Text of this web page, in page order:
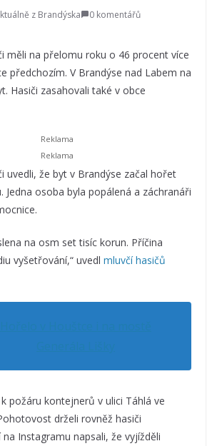
z Brandýska
0 komentářů
měli na přelomu roku o 46 procent více
předchozím. V Brandýse nad Labem na
Hasiči zasahovali také v obce
uvedli, že byt v Brandýse začal hořet
Jedna osoba byla popálená a záchranáři
na osm set tisíc korun. Příčina
vyšetřování,“ uvedl mluvčí hasičů
požáru kontejnerů v ulici Táhlá ve
drželi rovněž hasiči
Instagramu napsali, že vyjížděli